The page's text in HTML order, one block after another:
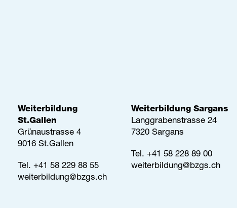
Weiterbildung
St.Gallen
Grünaustrasse 4
9016 St.Gallen
Tel. +41 58 229 88 55
weiterbildung@bzgs.ch
Weiterbildung Sargans
Langgrabenstrasse 24
7320 Sargans
Tel. +41 58 228 89 00
weiterbildung@bzgs.ch